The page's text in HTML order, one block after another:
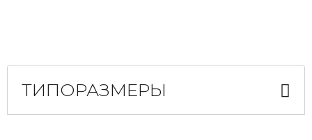
ТИПОРАЗМЕРЫ